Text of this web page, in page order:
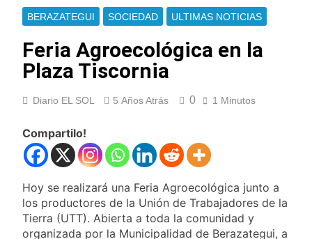
cayeron las acciones
en Wall Street y el
riesgo país quedó al
borde de los 450
puntos
Jorge Macri condenó
los disturbios frente
calificó a los
responsables como
«delincuentes
5 Horas Atrás
Día Internacional de
la Cerveza: los tres
secretos para
servirla
correctamente
El frío polar se
tiempo y llegan las
temperaturas más
bajas de la semana
El Senado aprobó la
ley de propiedad
Gobierno debió
eliminar otro capítulo
Incidentes frente al
Congreso durante la
protesta contra la
Ley de Propiedad
18 Horas Atrás
BERAZATEGUI SOCIEDAD ULTIMAS NOTICIAS
Feria Agroecológica en la
Plaza Tiscornia
Diario EL SOL 5 Años Atrás 0 1 Minutos
Compartilo!
Hoy se realizará una Feria Agroecológica junto a
los productores de la Unión de Trabajadores de la
Tierra (UTT). Abierta a toda la comunidad y
organizada por la Municipalidad de Berazategui, a